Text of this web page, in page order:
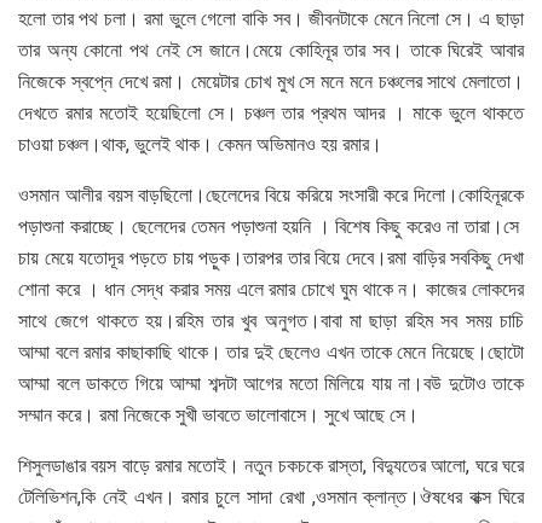
হলো তার পথ চলা। রমা ভুলে গেলো বাকি সব। জীবনটাকে মেনে নিলো সে। এ ছাড়া
তার অন্য কোনো পথ নেই সে জানে।মেয়ে কোহিনূর তার সব। তাকে ঘিরেই আবার
নিজেকে স্বপ্নে দেখে রমা। মেয়েটার চোখ মুখ সে মনে মনে চঞ্চলের সাথে মেলাতো।
দেখতে রমার মতোই হয়েছিলো সে। চঞ্চল তার প্রথম আদর । মাকে ভুলে থাকতে
চাওয়া চঞ্চল।থাক, ভুলেই থাক। কেমন অভিমানও হয় রমার।
ওসমান আলীর বয়স বাড়ছিলো।ছেলেদের বিয়ে করিয়ে সংসারী করে দিলো।কোহিনূরকে
পড়াশুনা করাচ্ছে। ছেলেদের তেমন পড়াশুনা হয়নি । বিশেষ কিছু করেও না তারা।সে
চায় মেয়ে যতোদূর পড়তে চায় পড়ুক।তারপর তার বিয়ে দেবে।রমা বাড়ির সবকিছু দেখা
শোনা করে । ধান সেদ্ধ করার সময় এলে রমার চোখে ঘুম থাকে ন। কাজের লোকদের
সাথে জেগে থাকতে হয়।রহিম তার খুব অনুগত।বাবা মা ছাড়া রহিম সব সময় চাচি
আম্মা বলে রমার কাছাকাছি থাকে। তার দুই ছেলেও এখন তাকে মেনে নিয়েছে।ছোটো
আম্মা বলে ডাকতে গিয়ে আম্মা শব্দটা আগের মতো মিলিয়ে যায় না।বউ দুটোও তাকে
সম্মান করে। রমা নিজেকে সুখী ভাবতে ভালোবাসে। সুখে আছে সে।
শিসুলডাঙার বয়স বাড়ে রমার মতোই। নতুন চকচকে রাস্তা, বিদ্যুতের আলো, ঘরে ঘরে
টেলিভিশন,কি নেই এখন। রমার চুলে সাদা রেখা ,ওসমান ক্লান্ত।ঔষধের বাক্স ঘিরে